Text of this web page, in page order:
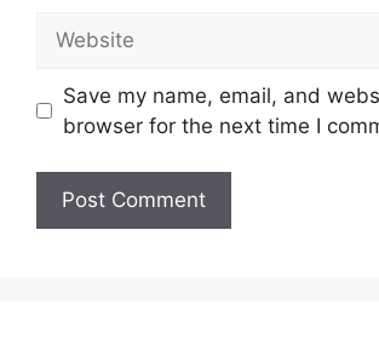
Save my name, email, and
browser for the next time I